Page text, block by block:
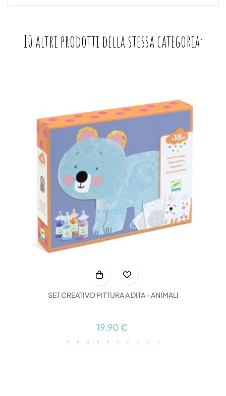
10 altri prodotti della stessa categoria:
SET CREATIVO PITTURA A DITA - ANIMALI
19,90 €